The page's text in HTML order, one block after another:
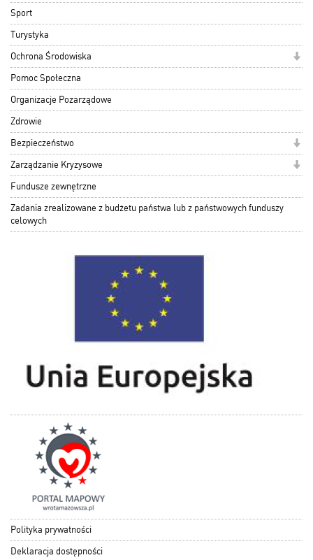
Sport
Turystyka
Ochrona Środowiska
Pomoc Społeczna
Organizacje Pozarządowe
Zdrowie
Bezpieczeństwo
Zarządzanie Kryzysowe
Fundusze zewnętrzne
Zadania zrealizowane z budżetu państwa lub z państwowych funduszy
celowych
Polityka prywatności
Deklaracja dostępności